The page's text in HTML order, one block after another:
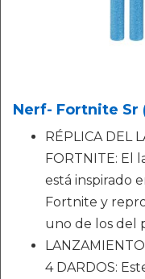
Nerf- Fortnite Sr
RÉPLICA DEL
FORTNITE: El
está inspirado
Fortnite y
uno de los del
4 DARDOS: